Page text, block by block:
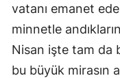
vatanı emanet
minnetle
Nisan işte tam da
bu büyük mirasın